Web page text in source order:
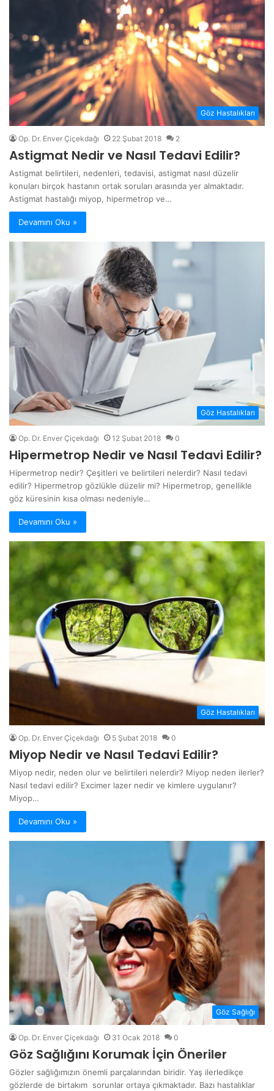
Göz Hastalıkları
Op. Dr. Enver Çiçekdağı 22 Şubat 2018 2
Astigmat Nedir ve Nasıl Tedavi Edilir?
Astigmat belirtileri, nedenleri, tedavisi, astigmat nasıl düzelir
konuları birçok hastanın ortak soruları arasında yer almaktadır.
Astigmat hastalığı miyop, hipermetrop ve…
Devamını Oku »
Göz Hastalıkları
Op. Dr. Enver Çiçekdağı 12 Şubat 2018 0
Hipermetrop Nedir ve Nasıl Tedavi Edilir?
Hipermetrop nedir? Çeşitleri ve belirtileri nelerdir? Nasıl tedavi
edilir? Hipermetrop gözlükle düzelir mi? Hipermetrop, genellikle
göz küresinin kısa olması nedeniyle…
Devamını Oku »
Göz Hastalıkları
Op. Dr. Enver Çiçekdağı 5 Şubat 2018 0
Miyop Nedir ve Nasıl Tedavi Edilir?
Miyop nedir, neden olur ve belirtileri nelerdir? Miyop neden ilerler?
Nasıl tedavi edilir? Excimer lazer nedir ve kimlere uygulanır?
Miyop…
Devamını Oku »
Göz Sağlığı
Op. Dr. Enver Çiçekdağı 31 Ocak 2018 0
Göz Sağlığını Korumak İçin Öneriler
Gözler sağlığımızın önemli parçalarından biridir. Yaş ilerledikçe
gözlerde de birtakım sorunlar ortaya çıkmaktadır. Bazı hastalıklar